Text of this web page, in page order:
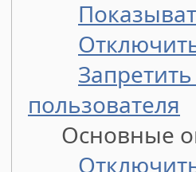
пользователя
Основные